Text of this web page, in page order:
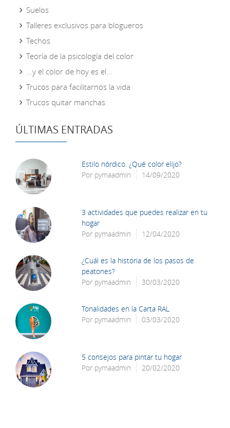
Suelos
Talleres exclusivos para blogueros
Techos
Teoría de la psicología del color
...y el color de hoy es el...
Trucos para facilitarnos la vida
Trucos quitar manchas
ÚLTIMAS ENTRADAS
Estilo nórdico. ¿Qué color elijo?
Por pymaadmin 14/09/2020
3 actividades que puedes realizar en tu
hogar
Por pymaadmin 12/04/2020
¿Cuál es la historia de los pasos de
peatones?
Por pymaadmin 30/03/2020
Tonalidades en la Carta RAL
Por pymaadmin 03/03/2020
5 consejos para pintar tu hogar
Por pymaadmin 20/02/2020